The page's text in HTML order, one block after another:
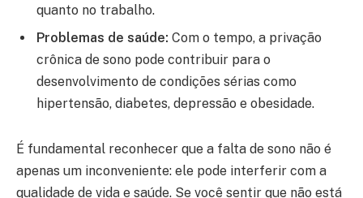
quanto no trabalho.
Problemas de saúde: Com o tempo, a privação
crônica de sono pode contribuir para o
desenvolvimento de condições sérias como
hipertensão, diabetes, depressão e obesidade.
É fundamental reconhecer que a falta de sono não é
apenas um inconveniente: ele pode interferir com a
qualidade de vida e saúde. Se você sentir que não está